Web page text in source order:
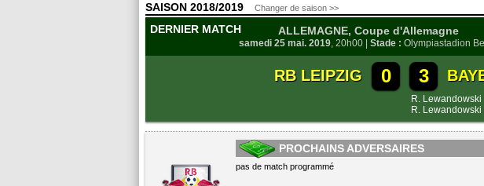
SAISON 2018/2019
Changer de saison >>
DERNIER MATCH ALLEMAGNE, Coupe d'Allemagne
samedi 25 mai. 2019, 20h00 | Stade : Olympiastadion
RB LEIPZIG 0 3
R. Lewandowski
R. Lewandowski
PROCHAINS ADVERSAIRES
pas de match programmé